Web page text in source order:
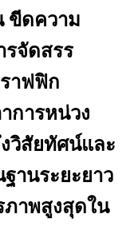
ขีดความ
รจัดสรร
าฟฟิก
การหน่วง
วิสัยทัศน์และ
านระยะยาว
ภาพสูงสุดใน